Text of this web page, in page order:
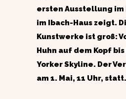
ersten Ausstellung
im Ibach-Haus zeigt.
Kunstwerke ist groß:
Huhn auf dem Kopf
Yorker Skyline. Der
am 1. Mai, 11 Uhr, statt.